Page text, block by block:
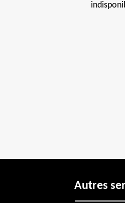
Autres